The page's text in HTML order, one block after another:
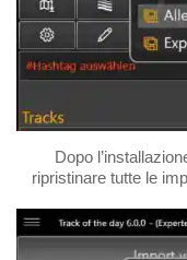
Dopo
ripristinare tutte le